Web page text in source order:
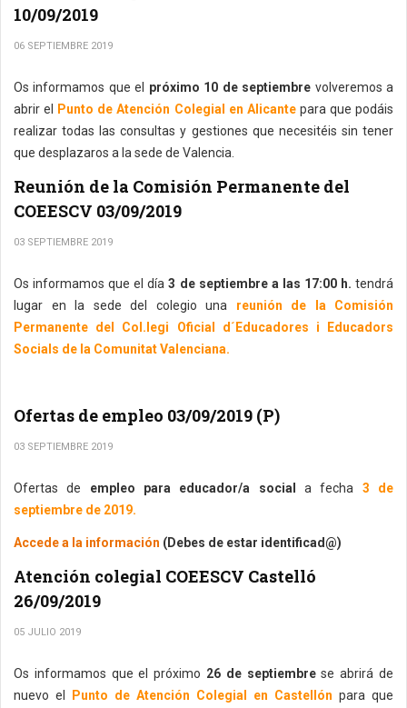
10/09/2019
06 SEPTIEMBRE 2019
Os informamos que el próximo 10 de septiembre volveremos a
abrir el
Punto de Atención Colegial en Alicantepara que podáis
realizar todas las consultas y gestiones que necesitéis sin tener
que desplazaros a la sede de Valencia.
Reunión de la Comisión Permanente del
COEESCV 03/09/2019
03 SEPTIEMBRE 2019
Os informamos que el día 3 de septiembre a las 17:00 h. tendrá
lugar en la sede del colegio una reunión de la Comisión
Permanente del Col.legi Oficial d´Educadores i Educadors
Socials de la Comunitat Valenciana.
Ofertas de empleo 03/09/2019 (P)
03 SEPTIEMBRE 2019
Ofertas de empleo para educador/a social a fecha 3 de
septiembre de 2019.
Accede a la información (Debes de estar identificad@)
Atención colegial COEESCV Castelló
26/09/2019
05 JULIO 2019
Os informamos que el próximo 26 de septiembrese abrirá de
nuevo el
Punto de Atención Colegial en Castellón para que